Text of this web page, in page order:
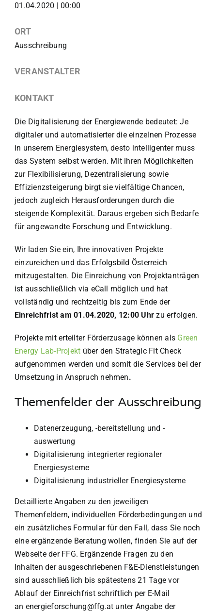
01.04.2020 | 00:00
ORT
Ausschreibung
VERANSTALTER
KONTAKT
Die Digitalisierung der Energiewende bedeutet: Je
digitaler und automatisierter die einzelnen Prozesse
in unserem Energiesystem, desto intelligenter muss
das System selbst werden. Mit ihren Möglichkeiten
zur Flexibilisierung, Dezentralisierung sowie
Effizienzsteigerung birgt sie vielfältige Chancen,
jedoch zugleich Herausforderungen durch die
steigende Komplexität. Daraus ergeben sich Bedarfe
für angewandte Forschung und Entwicklung.
Wir laden Sie ein, Ihre innovativen Projekte
einzureichen und das Erfolgsbild Österreich
mitzugestalten. Die Einreichung von Projektanträgen
ist ausschließlich via eCall möglich und hat
vollständig und rechtzeitig bis zum Ende der
Einreichfrist am 01.04.2020, 12:00 Uhrzu erfolgen.
Projekte mit erteilter Förderzusage können als Green
Energy Lab-Projekt über den Strategic Fit Check
aufgenommen werden und somit die Services bei der
Umsetzung in Anspruch nehmen.
Themenfelder der Ausschreibung
Datenerzeugung, -bereitstellung und -
auswertung
Digitalisierung integrierter regionaler
Energiesysteme
Digitalisierung industrieller Energiesysteme
Detaillierte Angaben zu den jeweiligen
Themenfeldern, individuellen Förderbedingungen und
ein zusätzliches Formular für den Fall, dass Sie noch
eine ergänzende Beratung wollen, finden Sie auf der
Webseite der FFG. Ergänzende Fragen zu den
Inhalten der ausgeschriebenen F&E-Dienstleistungen
sind ausschließlich bis spätestens 21 Tage vor
Ablauf der Einreichfrist schriftlich per E-Mail
an energieforschung@ffg.at unter Angabe der